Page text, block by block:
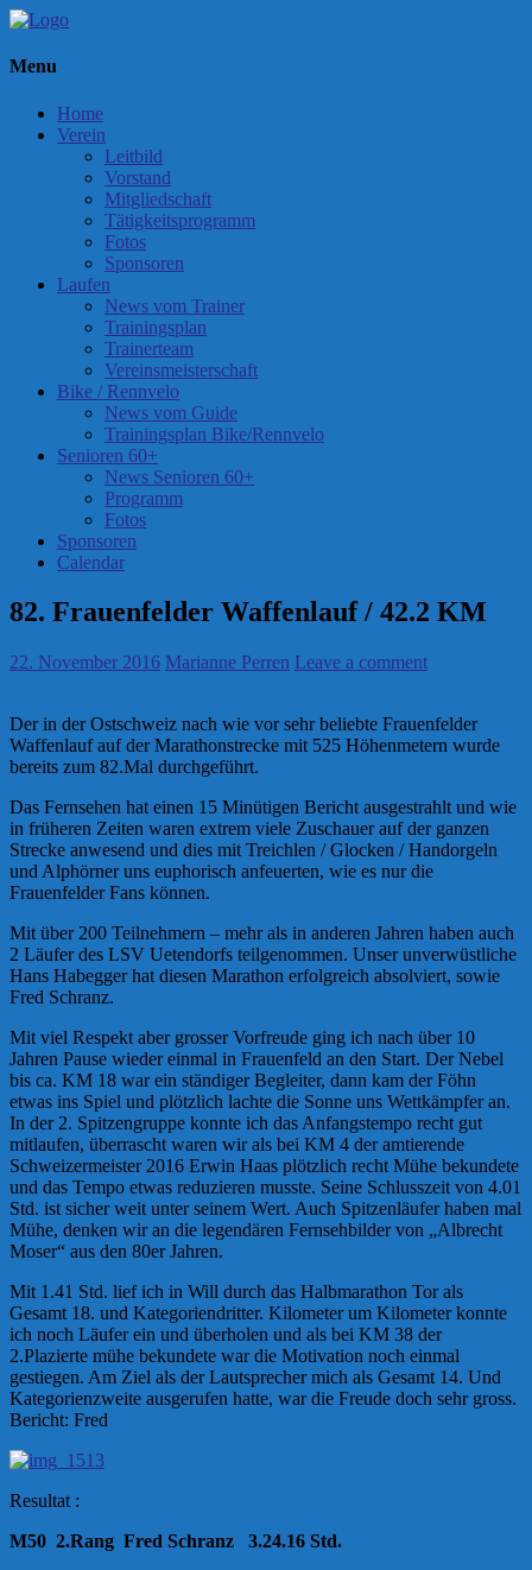
Menu
Home
Verein
Leitbild
Vorstand
Mitgliedschaft
Tätigkeitsprogramm
Fotos
Sponsoren
Laufen
News vom Trainer
Trainingsplan
Trainerteam
Vereinsmeisterschaft
Bike / Rennvelo
News vom Guide
Trainingsplan Bike/Rennvelo
Senioren 60+
News Senioren 60+
Programm
Fotos
Sponsoren
Calendar
82. Frauenfelder Waffenlauf / 42.2 KM
22. November 2016 Marianne Perren Leave a comment
Der in der Ostschweiz nach wie vor sehr beliebte Frauenfelder
Waffenlauf auf der Marathonstrecke mit 525 Höhenmetern wurde
bereits zum 82.Mal durchgeführt.
Das Fernsehen hat einen 15 Minütigen Bericht ausgestrahlt und wie
in früheren Zeiten waren extrem viele Zuschauer auf der ganzen
Strecke anwesend und dies mit Treichlen / Glocken / Handorgeln
und Alphörner uns euphorisch anfeuerten, wie es nur die
Frauenfelder Fans können.
Mit über 200 Teilnehmern – mehr als in anderen Jahren haben auch
2 Läufer des LSV Uetendorfs teilgenommen. Unser unverwüstliche
Hans Habegger hat diesen Marathon erfolgreich absolviert, sowie
Fred Schranz.
Mit viel Respekt aber grosser Vorfreude ging ich nach über 10
Jahren Pause wieder einmal in Frauenfeld an den Start. Der Nebel
bis ca. KM 18 war ein ständiger Begleiter, dann kam der Föhn
etwas ins Spiel und plötzlich lachte die Sonne uns Wettkämpfer an.
In der 2. Spitzengruppe konnte ich das Anfangstempo recht gut
mitlaufen, überrascht waren wir als bei KM 4 der amtierende
Schweizermeister 2016 Erwin Haas plötzlich recht Mühe bekundete
und das Tempo etwas reduzieren musste. Seine Schlusszeit von 4.01
Std. ist sicher weit unter seinem Wert. Auch Spitzenläufer haben mal
Mühe, denken wir an die legendären Fernsehbilder von „Albrecht
Moser“ aus den 80er Jahren.
Mit 1.41 Std. lief ich in Will durch das Halbmarathon Tor als
Gesamt 18. und Kategoriendritter. Kilometer um Kilometer konnte
ich noch Läufer ein und überholen und als bei KM 38 der
2.Plazierte mühe bekundete war die Motivation noch einmal
gestiegen. Am Ziel als der Lautsprecher mich als Gesamt 14. Und
Kategorienzweite ausgerufen hatte, war die Freude doch sehr gross.
Bericht: Fred
Resultat :
M50 2.Rang Fred Schranz 3.24.16 Std.